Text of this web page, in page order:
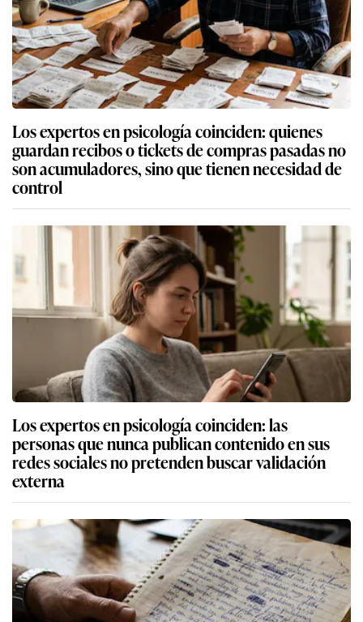
Los expertos en psicología coinciden: quienes
guardan recibos o tickets de compras pasadas no
son acumuladores, sino que tienen necesidad de
control
Los expertos en psicología coinciden: las
personas que nunca publican contenido en sus
redes sociales no pretenden buscar validación
externa